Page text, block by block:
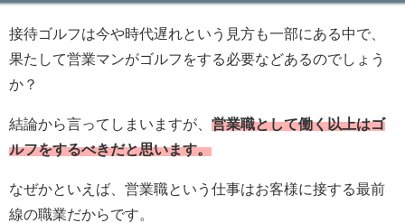
接待ゴルフは今や時代遅れという見方も一部にある中で、
果たして営業マンがゴルフをする必要などあるのでしょう
か？
結論から言ってしまいますが、 営業職として働く以上はゴ
ルフをするべきだと思います。
なぜかといえば、営業職という仕事はお客様に接する最前
線の職業だからです。